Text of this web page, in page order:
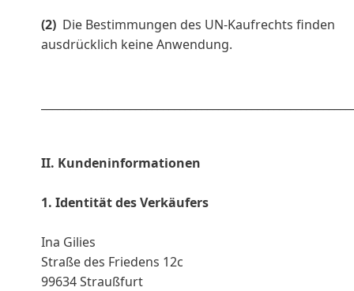
(2) Die Bestimmungen des UN-Kaufrechts finden
ausdrücklich keine Anwendung.
II. Kundeninformationen
1. Identität des Verkäufers
Ina Gilies
Straße des Friedens 12c
99634 Straußfurt